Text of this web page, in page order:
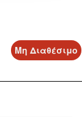
Μη Διαθέσιμο